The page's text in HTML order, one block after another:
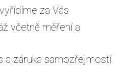
za Vás
včetně měření a
a záruka samozřejmostí